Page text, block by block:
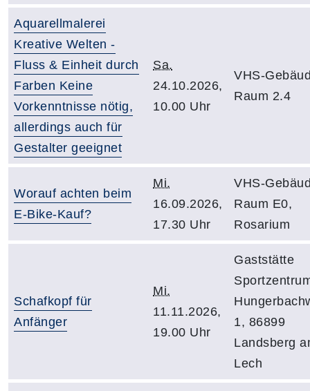
Aquarellmalerei
Kreative Welten -
Fluss & Einheit durch
Farben Keine
Vorkenntnisse nötig,
allerdings auch für
Gestalter geeignet
Sa.
24.10.2026,
10.00 Uhr
VHS-
Raum 2.4
Worauf achten beim
E-Bike-Kauf?
Mi.
16.09.2026,
17.30 Uhr
VHS-
Raum E0,
Rosarium
Schafkopf für
Anfänger
Mi.
11.11.2026,
19.00 Uhr
Gaststätte
1, 86899
Landsberg
Lech